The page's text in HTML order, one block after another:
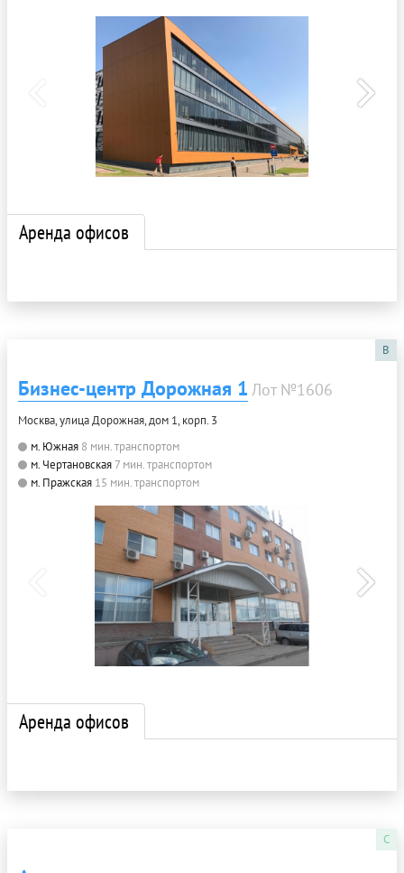
Аренда офисов
B
Бизнес-центр Дорожная 1 Лот №1606
Москва, улица Дорожная, дом 1, корп. 3
м. Южная 8 мин. транспортом
м. Чертановская 7 мин. транспортом
м. Пражская 15 мин. транспортом
Аренда офисов
C